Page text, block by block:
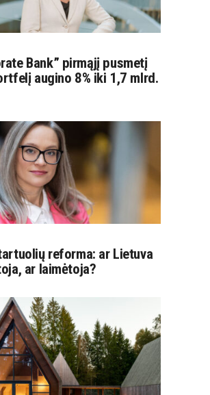
Bank” pirmąjį pusmetį
augino 8% iki 1,7 mlrd.
reforma: ar Lietuva
ar laimėtoja?